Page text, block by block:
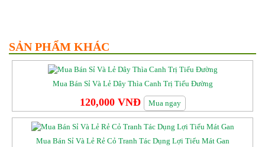
SẢN PHẨM KHÁC
Mua Bán Sỉ Và Lẻ Dây Thìa Canh Trị Tiểu Đường
120,000 VNĐ Mua ngay
Mua Bán Sỉ Và Lẻ Rẻ Cỏ Tranh Tác Dụng Lợi Tiểu Mát Gan